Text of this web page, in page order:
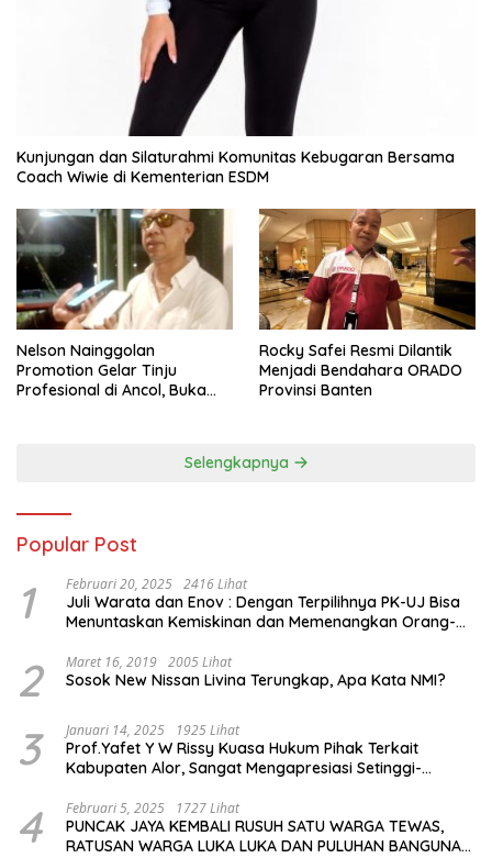
Kunjungan dan Silaturahmi Komunitas Kebugaran Bersama
Coach Wiwie di Kementerian ESDM
Nelson Nainggolan
Promotion Gelar Tinju
Profesional di Ancol, Buka
Rocky Safei Resmi Dilantik
Menjadi Bendahara ORADO
Provinsi Banten
Selengkapnya
Popular Post
1 Februari 20, 2025 2416 Lihat
Juli Warata dan Enov : Dengan Terpilihnya PK-UJ Bisa
Menuntaskan Kemiskinan dan Memenangkan Orang-
2 Maret 16, 2019 2005 Lihat
Sosok New Nissan Livina Terungkap, Apa Kata NMI?
3 Januari 14, 2025 1925 Lihat
Prof.Yafet Y W Rissy Kuasa Hukum Pihak Terkait
Kabupaten Alor, Sangat Mengapresiasi Setinggi-
dan Bapak Rey Mencabut Gugatannya ke MK
4 Februari 5, 2025 1727 Lihat
PUNCAK JAYA KEMBALI RUSUH SATU WARGA TEWAS,
RATUSAN WARGA LUKA LUKA DAN PULUHAN BANGUNAN